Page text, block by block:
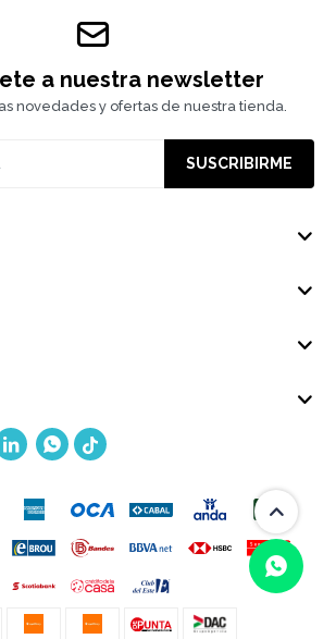
a nuestra newsletter
novedades y ofertas de nuestra tienda.
SUSCRIBIRME
 